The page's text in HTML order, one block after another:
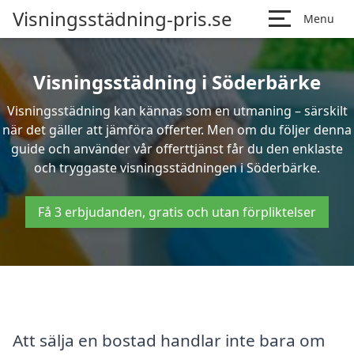
Visningsstädning-pris.se Menu
Visningsstädning i Söderbärke
Visningsstädning kan kännas som en utmaning – särskilt
när det gäller att jämföra offerter. Men om du följer denna
guide och använder vår offerttjänst får du den enklaste
och tryggaste visningsstädningen i Söderbärke.
Få 3 erbjudanden, gratis och utan förpliktelser
Att sälja en bostad handlar inte bara om